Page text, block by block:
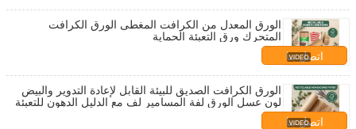
الورق المعدل من الكرافت المغطى الورق الكرافت
المتحرك ورق التعبئة الحماية
اتصل بنا
الورق الكرافت الصديق للبيئة القابل لإعادة التدوير والبيض
لون عسل الورق لفة المسامير لف مع الدليل الدهون للتعبئة
والتغليف الهدية
اتصل بنا